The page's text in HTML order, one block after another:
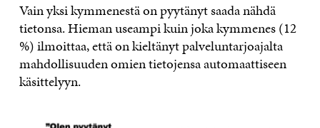
Vain yksi kymmenestä on pyytänyt saada nähdä
tietonsa. Hieman useampi kuin joka kymmenes (12
%) ilmoittaa, että on kieltänyt palveluntarjoajalta
mahdollisuuden omien tietojensa automaattiseen
käsittelyyn.